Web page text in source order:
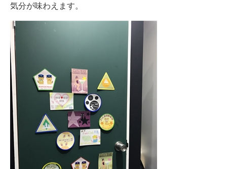
建設×テクノロジーの最前線
気分が味わえます。